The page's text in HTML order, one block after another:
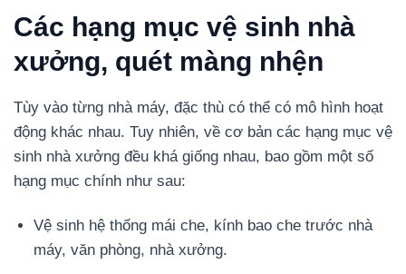
Các hạng mục vệ sinh nhà
xưởng, quét màng nhện
Tùy vào từng nhà máy, đặc thù có thể có mô hình hoạt
động khác nhau. Tuy nhiên, về cơ bản các hạng mục vệ
sinh nhà xưởng đều khá giống nhau, bao gồm một số
hạng mục chính như sau:
Vệ sinh hệ thống mái che, kính bao che trước nhà
máy, văn phòng, nhà xưởng.